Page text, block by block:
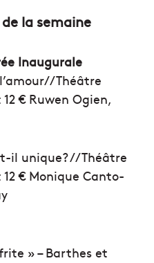
la semaine
Inaugurale
Théâtre
€ Ruwen Ogien,
il unique? // Théâtre
€ Monique Canto-
» – Barthes et